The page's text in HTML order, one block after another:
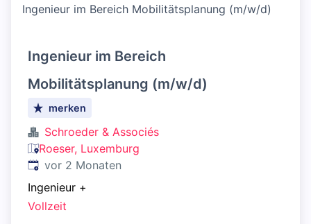
Ingenieur im Bereich Mobilitätsplanung (m/w/d)
Ingenieur im Bereich
Mobilitätsplanung (m/w/d)
merken
Schroeder & Associés
Roeser, Luxemburg
Veröffentlicht:
vor 2 Monaten
Ingenieur +
Vollzeit